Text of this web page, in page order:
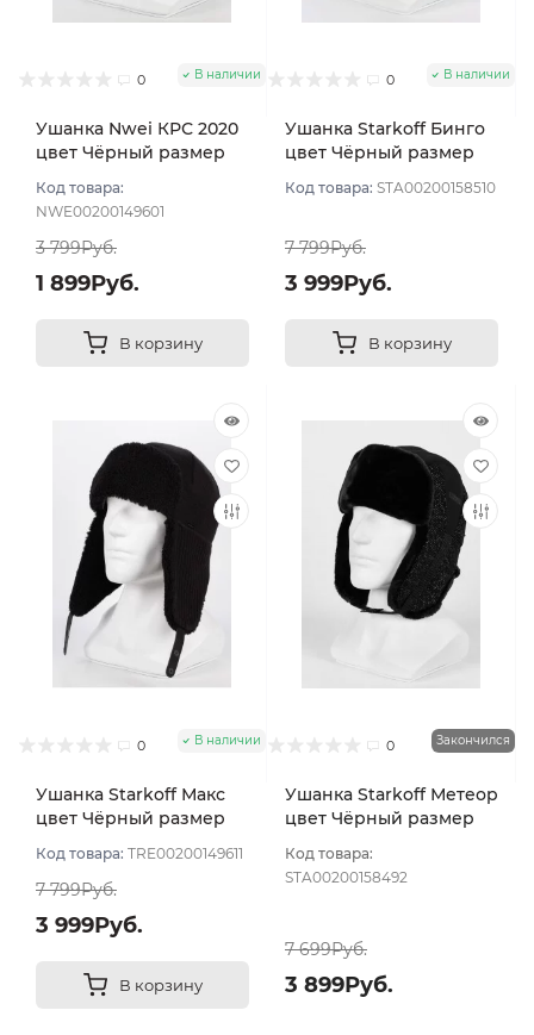
0 В наличии
Ушанка Nwei КРС 2020
цвет Чёрный размер
Код товара:
NWE00200149601
3 799Руб.
1 899Руб.
В корзину
0 В наличии
Ушанка Starkoff Бинго
цвет Чёрный размер
Код товара: STA00200158510
7 799Руб.
3 999Руб.
В корзину
0 В наличии
Ушанка Starkoff Макс
цвет Чёрный размер
Код товара: TRE00200149611
7 799Руб.
3 999Руб.
В корзину
0 Закончился
Ушанка Starkoff Метеор
цвет Чёрный размер
Код товара:
STA00200158492
7 699Руб.
3 899Руб.